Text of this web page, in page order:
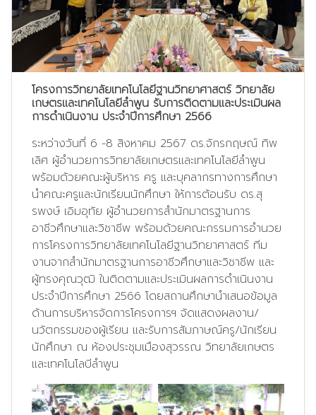
โครงการวิทยาลัยเทคโนโลยีฐานวิทยาศาสตร์ วิทยาลัย
เกษตรและเทคโนโลยีลำพูน รับการติดตามและประเมินผล
การดำเนินงาน ประจำปีการศึกษา 2566
ระหว่างวันที่ 6 -8 สิงหาคม 2567 ดร.จักรกฤษณ์ ทิพ
เลิศ ผู้อำนวยการวิทยาลัยเกษตรและเทคโนโลยีลำพูน
พร้อมด้วยคณะผู้บริหาร ครู และบุคลากรทางการศึกษา
นำคณะครูและนักเรียนนักศึกษา ให้การต้อนรับ ดร.สุ
รพงษ์ เอิมอุทัย ผู้อำนวยการสำนักมาตรฐานการ
อาชีวศึกษาและวิชาชีพ พร้อมด้วยคณะกรรมการอำนวย
การโครงการวิทยาลัยเทคโนโลยีฐานวิทยาศาสตร์ ทีม
งานจากสำนักมาตรฐานการอาชีวศึกษาและวิชาชีพ และ
ผู้ทรงคุณวุฒิ ในติดตามและประเมินผลการดำเนินงาน
ประจำปีการศึกษา 2566 โดยสถานศึกษานำเสนอข้อมูล
ด้านการบริหารจัดการโครงการฯ จัดแสดงผลงาน/
นวัตกรรมของผู้เรียน และรับการสัมภาษณ์ครู/นักเรียน
นักศึกษา ณ ห้องประชุมเมืองสุวรรณ วิทยาลัยเกษตร
และเทคโนโลบีลำพูน